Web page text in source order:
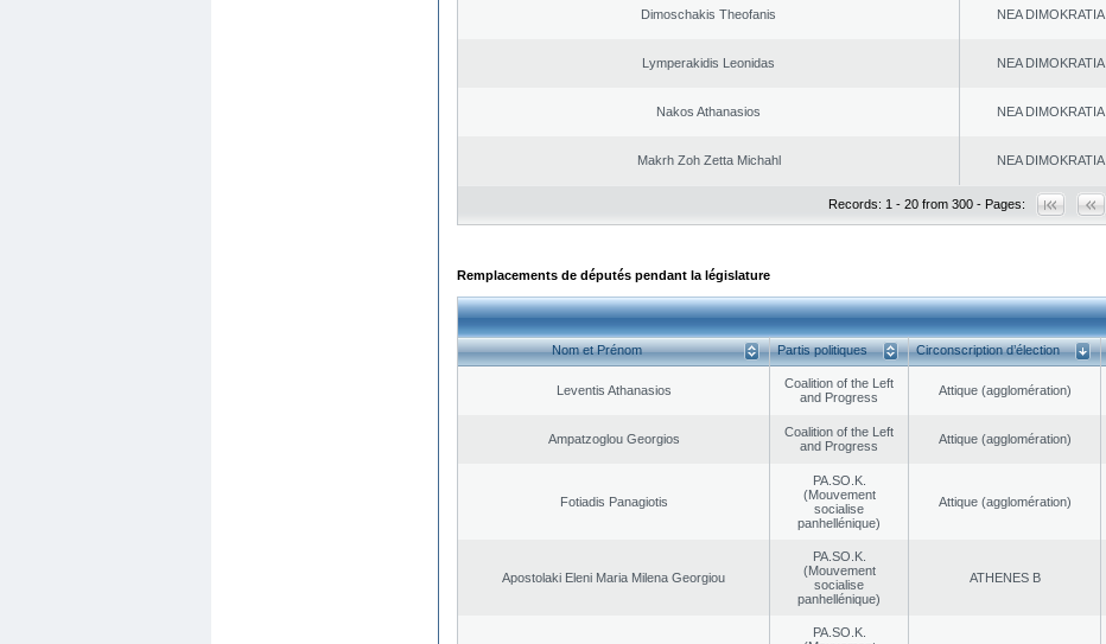
Dimoschakis Theofanis NEA DΙMOKRATIA
Lymperakidis Leonidas NEA DΙMOKRATIA
Nakos Athanasios NEA DΙMOKRATIA
Makrh Zoh Zetta Michahl NEA DΙMOKRATIA
Records: 1 - 20 from 300 - Pages:
Remplacements de députés pendant la législature
Nom et Prénom Partis politiques Circonscription d’élection
Leventis Athanasios
Coalition of the Left
and Progress
Αttique (agglomération)
Ampatzoglou Georgios
Coalition of the Left
and Progress
Αttique (agglomération)
Fotiadis Panagiotis
PA.SO.K.
(Mouvement
socialise
panhellénique)
Αttique (agglomération)
Apostolaki Eleni Maria Milena Georgiou
PA.SO.K.
(Mouvement
socialise
panhellénique)
ATHENES Β
PA.SO.K.